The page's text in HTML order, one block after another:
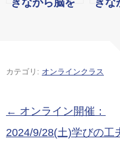
きながら脳を
ラブ
きな
ォー
カテゴリ: オンラインクラス
投稿ナビゲーション
← オンライン開催：
2024/9/28(土)学びの工